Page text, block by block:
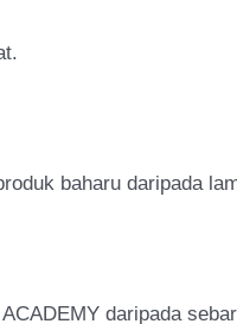
baharu daripada
daripada